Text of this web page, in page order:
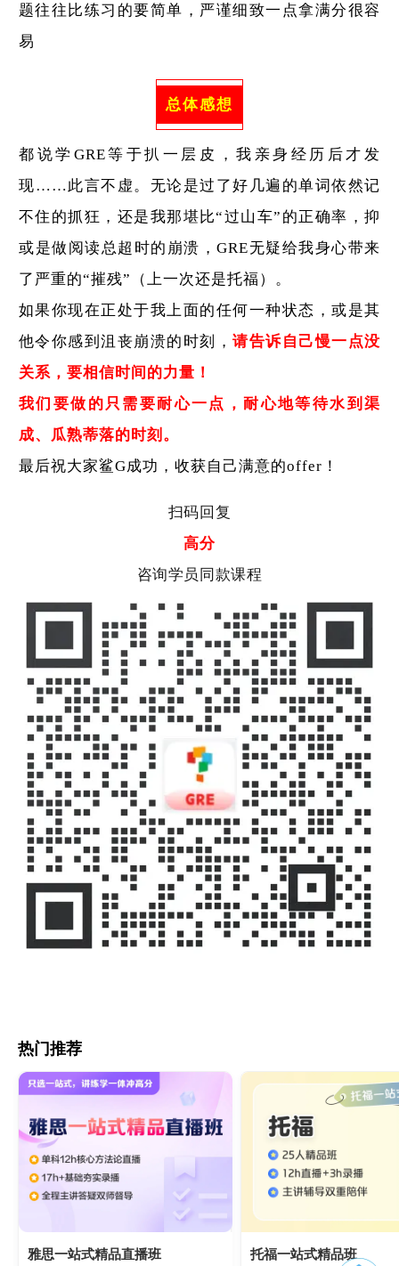
题往往比练习的要简单，严谨细致一点拿满分很容
易
总体感想
都说学GRE等于扒一层皮，我亲身经历后才发
现……此言不虚。无论是过了好几遍的单词依然记
不住的抓狂，还是我那堪比“过山车”的正确率，抑
或是做阅读总超时的崩溃，GRE无疑给我身心带来
了严重的“摧残”（上一次还是托福）。
如果你现在正处于我上面的任何一种状态，或是其
他令你感到沮丧崩溃的时刻，请告诉自己慢一点没
关系，要相信时间的力量！
我们要做的只需要耐心一点，耐心地等待水到渠
成、瓜熟蒂落的时刻。
最后祝大家鲨G成功，收获自己满意的offer！
扫码回复
高分
咨询学员同款课程
热门推荐
雅思一站式精品直播班 托福一站式精品班